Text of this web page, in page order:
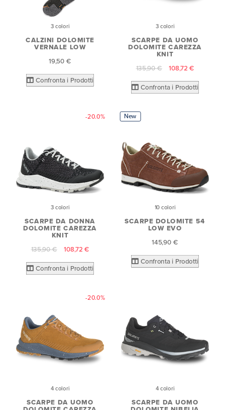
3 colori
CALZINI DOLOMITE
VERNALE LOW
19,50 €
Confronta i Prodotti
3 colori
SCARPE DA UOMO
DOLOMITE CAREZZA
KNIT
135,90 € 108,72 €
Confronta i Prodotti
-20.0%
3 colori
SCARPE DA DONNA
DOLOMITE CAREZZA
KNIT
135,90 € 108,72 €
Confronta i Prodotti
New
10 colori
SCARPE DOLOMITE 54
LOW EVO
145,90 €
Confronta i Prodotti
-20.0%
4 colori
SCARPE DA UOMO
4 colori
SCARPE DA UOMO